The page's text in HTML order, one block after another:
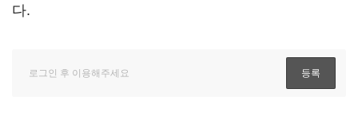
다.